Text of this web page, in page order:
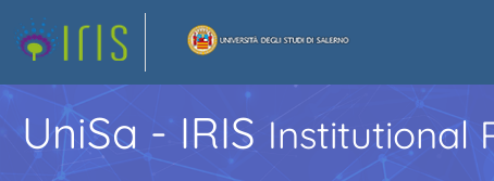
UniSa - IRIS Institutional